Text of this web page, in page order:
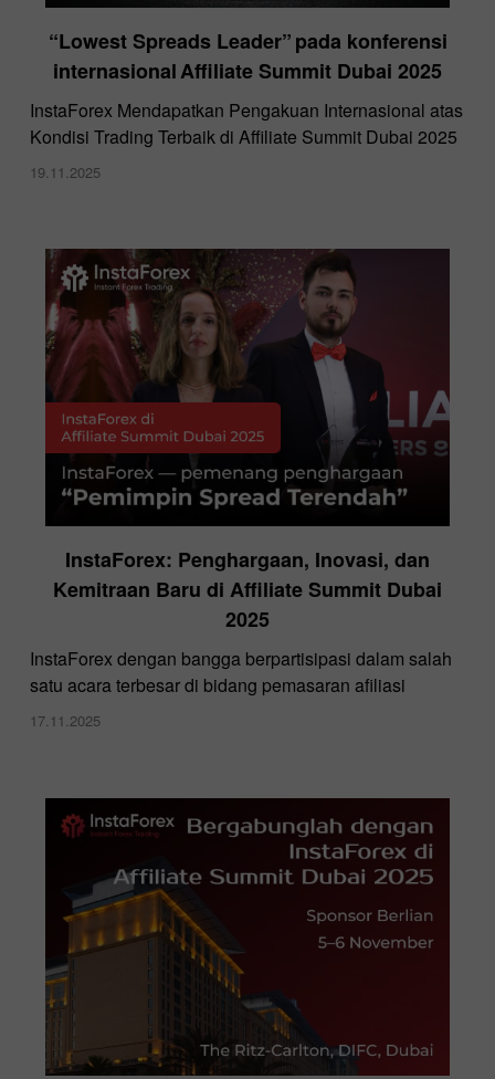
“Lowest Spreads Leader” pada konferensi
internasional Affiliate Summit Dubai 2025
InstaForex Mendapatkan Pengakuan Internasional atas
Kondisi Trading Terbaik di Affiliate Summit Dubai 2025
19.11.2025
InstaForex: Penghargaan, Inovasi, dan
Kemitraan Baru di Affiliate Summit Dubai
2025
InstaForex dengan bangga berpartisipasi dalam salah
satu acara terbesar di bidang pemasaran afiliasi
17.11.2025